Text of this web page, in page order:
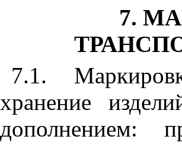
7.
7.1.
хранение
дополнением: